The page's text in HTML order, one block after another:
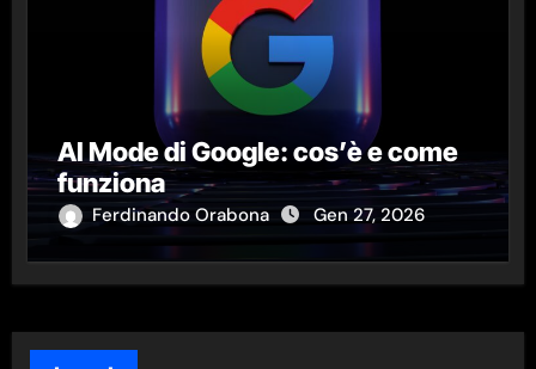
AI Mode di Google: cos’è e come
funziona
Ferdinando Orabona Gen 27, 2026